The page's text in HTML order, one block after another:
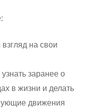
на свои
заранее о
в жизни и делать
движения